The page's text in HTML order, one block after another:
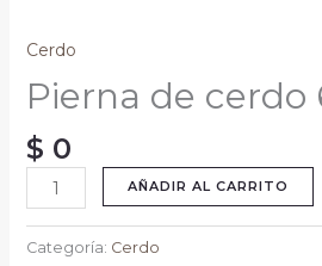
Cerdo
Pierna de cerdo
$ 0
AÑADIR AL CARRITO
Categoría: Cerdo